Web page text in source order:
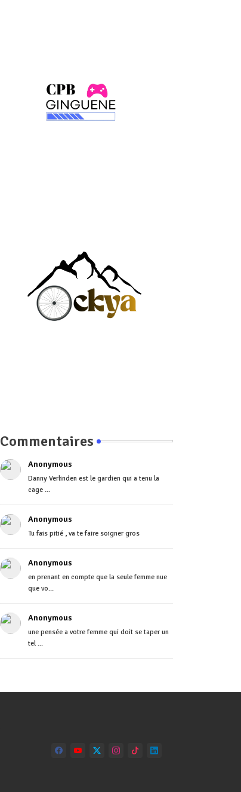
Commentaires
Anonymous
Danny Verlinden est le gardien qui a tenu la
cage ...
Anonymous
Tu fais pitié , va te faire soigner gros
Anonymous
en prenant en compte que la seule femme nue
que vo...
Anonymous
une pensée a votre femme qui doit se taper un
tel ...